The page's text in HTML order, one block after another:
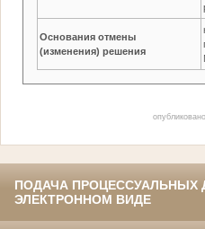
Основания отмены
(изменения) решения
ПОДАЧА ПРОЦЕССУАЛЬНЫХ
ЭЛЕКТРОННОМ ВИДЕ